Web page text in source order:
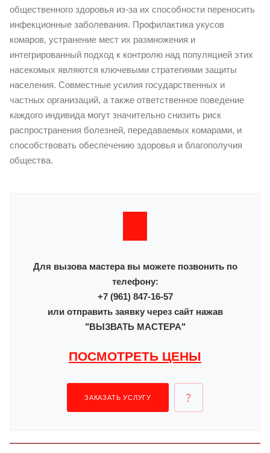
общественного здоровья из-за их способности переносить
инфекционные заболевания. Профилактика укусов
комаров, устранение мест их размножения и
интегрированный подход к контролю над популяцией этих
насекомых являются ключевыми стратегиями защиты
населения. Совместные усилия государственных и
частных организаций, а также ответственное поведение
каждого индивида могут значительно снизить риск
распространения болезней, передаваемых комарами, и
способствовать обеспечению здоровья и благополучия
общества.
Для вызова мастера вы можете позвонить по
телефону:
+7 (961) 847-16-57
или отправить заявку через сайт нажав
"ВЫЗВАТЬ МАСТЕРА"
ПОСМОТРЕТЬ ЦЕНЫ
ЗАКАЗАТЬ УСЛУГУ